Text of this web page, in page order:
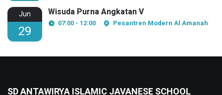
Jun
29
Wisuda Purna Angkatan V
07:00 - 12:00 Pesantren Modern Al Amanah
SD ANTAWIRYA ISLAMIC JAVANESE SCHOOL